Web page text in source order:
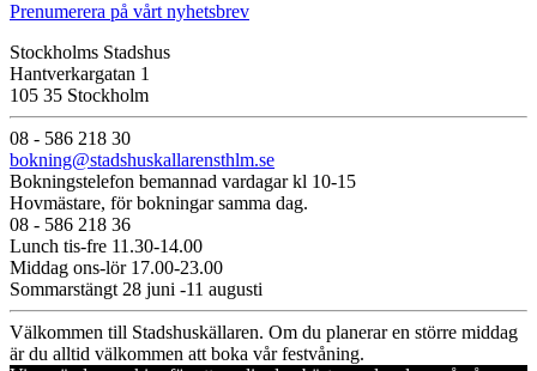
Prenumerera på vårt nyhetsbrev
Stockholms Stadshus
Hantverkargatan 1
105 35 Stockholm
08 - 586 218 30
bokning@stadshuskallarensthlm.se
Bokningstelefon bemannad vardagar kl 10-15
Hovmästare, för bokningar samma dag.
08 - 586 218 36
Lunch tis-fre 11.30-14.00
Middag ons-lör 17.00-23.00
Sommarstängt 28 juni -11 augusti
Välkommen till Stadshuskällaren. Om du planerar en större middag
är du alltid välkommen att boka vår festvåning.